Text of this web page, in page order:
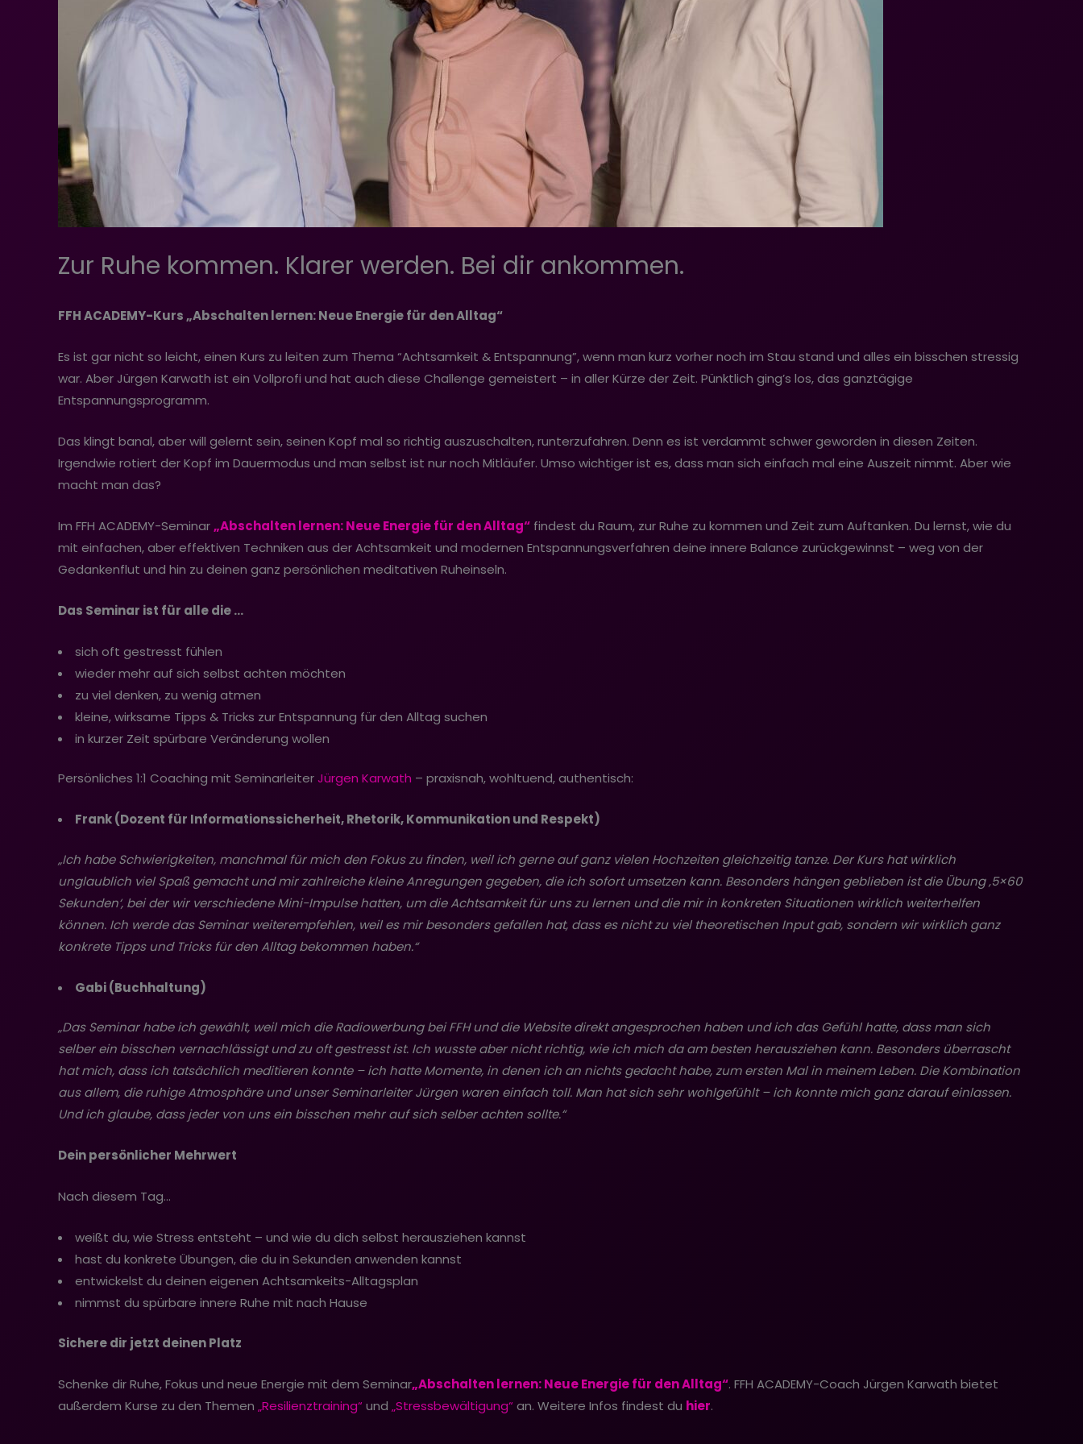
Zur Ruhe kommen. Klarer werden. Bei dir ankommen.
FFH ACADEMY-Kurs „Abschalten lernen: Neue Energie für den Alltag“
Es ist gar nicht so leicht, einen Kurs zu leiten zum Thema “Achtsamkeit & Entspannung”, wenn man kurz vorher noch im Stau stand und alles ein bisschen stressig
war. Aber Jürgen Karwath ist ein Vollprofi und hat auch diese Challenge gemeistert – in aller Kürze der Zeit. Pünktlich ging’s los, das ganztägige
Entspannungsprogramm.
Das klingt banal, aber will gelernt sein, seinen Kopf mal so richtig auszuschalten, runterzufahren. Denn es ist verdammt schwer geworden in diesen Zeiten.
Irgendwie rotiert der Kopf im Dauermodus und man selbst ist nur noch Mitläufer. Umso wichtiger ist es, dass man sich einfach mal eine Auszeit nimmt. Aber wie
macht man das?
Im FFH ACADEMY-Seminar „Abschalten lernen: Neue Energie für den Alltag“ findest du Raum, zur Ruhe zu kommen und Zeit zum Auftanken. Du lernst, wie du
mit einfachen, aber effektiven Techniken aus der Achtsamkeit und modernen Entspannungsverfahren deine innere Balance zurückgewinnst – weg von der
Gedankenflut und hin zu deinen ganz persönlichen meditativen Ruheinseln.
Das Seminar ist für alle die …
sich oft gestresst fühlen
wieder mehr auf sich selbst achten möchten
zu viel denken, zu wenig atmen
kleine, wirksame Tipps & Tricks zur Entspannung für den Alltag suchen
in kurzer Zeit spürbare Veränderung wollen
Persönliches 1:1 Coaching mit SeminarleiterJürgen Karwath – praxisnah, wohltuend, authentisch:
Frank (Dozent für Informationssicherheit, Rhetorik, Kommunikation und Respekt)
„Ich habe Schwierigkeiten, manchmal für mich den Fokus zu finden, weil ich gerne auf ganz vielen Hochzeiten gleichzeitig tanze. Der Kurs hat wirklich
unglaublich viel Spaß gemacht und mir zahlreiche kleine Anregungen gegeben, die ich sofort umsetzen kann. Besonders hängen geblieben ist die Übung ‚5×60
Sekunden‘, bei der wir verschiedene Mini-Impulse hatten, um die Achtsamkeit für uns zu lernen und die mir in konkreten Situationen wirklich weiterhelfen
können. Ich werde das Seminar weiterempfehlen, weil es mir besonders gefallen hat, dass es nicht zu viel theoretischen Input gab, sondern wir wirklich ganz
konkrete Tipps und Tricks für den Alltag bekommen haben.“
Gabi (Buchhaltung)
„Das Seminar habe ich gewählt, weil mich die Radiowerbung bei FFH und die Website direkt angesprochen haben und ich das Gefühl hatte, dass man sich
selber ein bisschen vernachlässigt und zu oft gestresst ist. Ich wusste aber nicht richtig, wie ich mich da am besten herausziehen kann. Besonders überrascht
hat mich, dass ich tatsächlich meditieren konnte – ich hatte Momente, in denen ich an nichts gedacht habe, zum ersten Mal in meinem Leben. Die Kombination
aus allem, die ruhige Atmosphäre und unser Seminarleiter Jürgen waren einfach toll. Man hat sich sehr wohlgefühlt – ich konnte mich ganz darauf einlassen.
Und ich glaube, dass jeder von uns ein bisschen mehr auf sich selber achten sollte.“
Dein persönlicher Mehrwert
Nach diesem Tag…
weißt du, wie Stress entsteht – und wie du dich selbst herausziehen kannst
hast du konkrete Übungen, die du in Sekunden anwenden kannst
entwickelst du deinen eigenen Achtsamkeits-Alltagsplan
nimmst du spürbare innere Ruhe mit nach Hause
Sichere dir jetzt deinen Platz
Schenke dir Ruhe, Fokus und neue Energie mit dem Seminar„Abschalten lernen: Neue Energie für den Alltag“. FFH ACADEMY-Coach Jürgen Karwath bietet
außerdem Kurse zu den Themen „Resilienztraining“ und „Stressbewältigung“ an. Weitere Infos findest du hier.